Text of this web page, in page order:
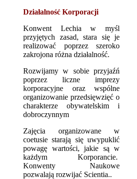
Działalność Korporacji
Konwent Lechia w myśl
przyjętych zasad, stara się je
realizować poprzez szeroko
zakrojona różna działalność.
Rozwijamy w sobie przyjaźń
poprzez liczne imprezy
korporacyjne oraz wspólne
organizowanie przedsięwzięć o
charakterze obywatelskim i
dobroczynnym
Zajęcia organizowane w
coetusie starają się uwypuklić
powagę wartości, jakie są w
każdym Korporancie.
Konwenty Naukowe
pozwalają rozwijać Scientia..